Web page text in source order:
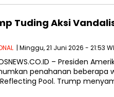
Tuding Aksi
| Minggu, 21 Juni 2026 - 21:53
– Presiden
penahanan beberapa
Pool. Trump